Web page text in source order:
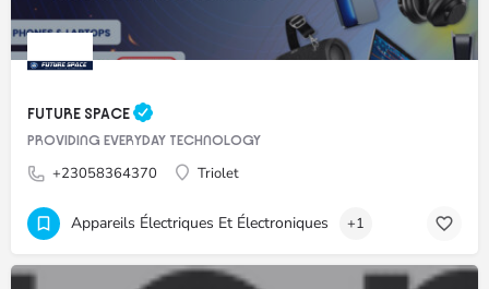
FUTURE SPACE
PROVIDING EVERYDAY TECHNOLOGY
+23058364370 Triolet
Appareils Électriques Et Électroniques +1